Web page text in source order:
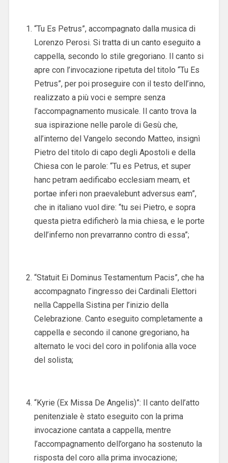
“Tu Es Petrus”, accompagnato dalla musica di
Lorenzo Perosi. Si tratta di un canto eseguito a
cappella, secondo lo stile gregoriano. Il canto si
apre con l’invocazione ripetuta del titolo “Tu Es
Petrus”, per poi proseguire con il testo dell’inno,
realizzato a più voci e sempre senza
l’accompagnamento musicale. Il canto trova la
sua ispirazione nelle parole di Gesù che,
all’interno del Vangelo secondo Matteo, insignì
Pietro del titolo di capo degli Apostoli e della
Chiesa con le parole: “Tu es Petrus, et super
hanc petram aedificabo ecclesiam meam, et
portae inferi non praevalebunt adversus eam”,
che in italiano vuol dire: “tu sei Pietro, e sopra
questa pietra edificherò la mia chiesa, e le porte
dell’inferno non prevarranno contro di essa”;
“Statuit Ei Dominus Testamentum Pacis”, che ha
accompagnato l’ingresso dei Cardinali Elettori
nella Cappella Sistina per l’inizio della
Celebrazione. Canto eseguito completamente a
cappella e secondo il canone gregoriano, ha
alternato le voci del coro in polifonia alla voce
del solista;
“Kyrie (Ex Missa De Angelis)”: Il canto dell’atto
penitenziale è stato eseguito con la prima
invocazione cantata a cappella, mentre
l’accompagnamento dell’organo ha sostenuto la
risposta del coro alla prima invocazione;